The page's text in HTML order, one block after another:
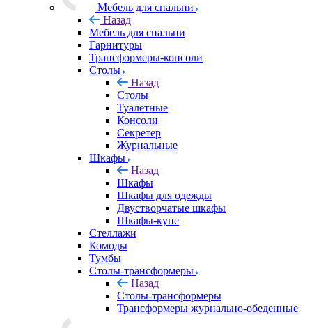
Мебель для спальни
Назад
Мебель для спальни
Гарнитуры
Трансформеры-консоли
Столы
Назад
Столы
Туалетные
Консоли
Секретер
Журнальные
Шкафы
Назад
Шкафы
Шкафы для одежды
Двустворчатые шкафы
Шкафы-купе
Стеллажи
Комоды
Тумбы
Столы-трансформеры
Назад
Столы-трансформеры
Трансформеры журнально-обеденные